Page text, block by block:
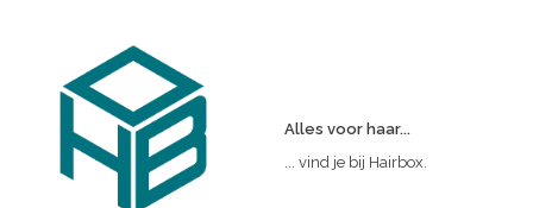
Alles voor haar...
... vind je bij Hairbox.